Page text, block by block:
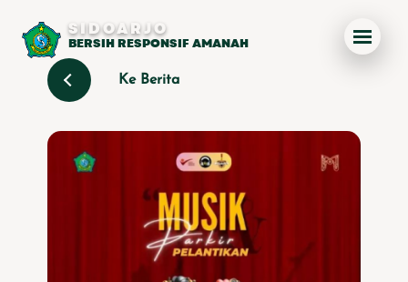
SIDOARJO
BERSIH RESPONSIF AMANAH
Ke Berita